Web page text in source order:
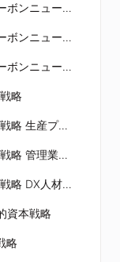
Ⅲ．26中期経営計画の概要 カーボンニュートラル戦略 カーボンニュートラル事業への取組み ①
Ⅲ．26中期経営計画の概要 カーボンニュートラル戦略 カーボンニュートラル事業への取組み ②
Ⅲ．26中期経営計画の概要 カーボンニュートラル戦略 気候変動に伴う激甚災害への対策：当社保有技術と今後の開発
略
Ⅲ．26中期経営計画の概要 DX戦略 生産プロセスイノベーション（スマートファクトリー）
Ⅲ．26中期経営計画の概要 DX戦略 管理業務効率化（スマートオフィス）
Ⅲ．26中期経営計画の概要 DX戦略 DX人材育成
資本戦略
略